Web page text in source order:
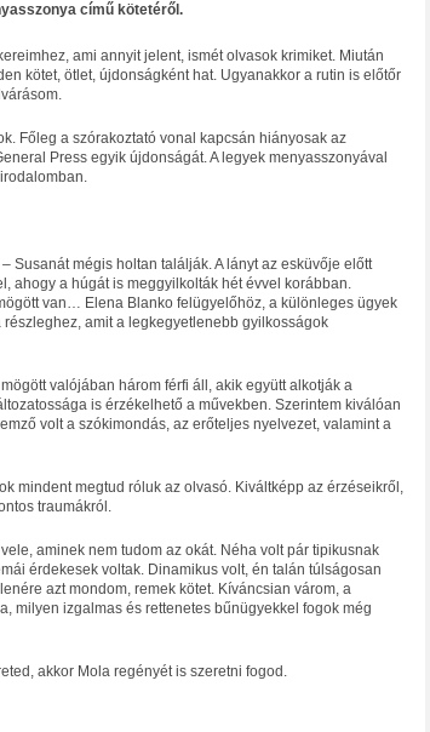
című kötetéről.
ami annyit jelent, ismét olvasok krimiket. Miután
kötet, ötlet, újdonságként hat. Ugyanakkor a rutin is előtőr
Főleg a szórakoztató vonal kapcsán hiányosak az
Press egyik újdonságát. A legyek menyasszonyával
Susanát mégis holtan találják. A lányt az esküvője előtt
ahogy a húgát is meggyilkolták hét évvel korábban.
van… Elena Blanko felügyelőhöz, a különleges ügyek
amit a legkegyetlenebb gyilkosságok
valójában három férfi áll, akik együtt alkotják a
is érzékelhető a művekben. Szerintem kiválóan
volt a szókimondás, az erőteljes nyelvezet, valamint a
mindent megtud róluk az olvasó. Kiváltképp az érzéseikről,
traumákról.
aminek nem tudom az okát. Néha volt pár tipikusnak
érdekesek voltak. Dinamikus volt, én talán túlságosan
azt mondom, remek kötet. Kíváncsian várom, a
milyen izgalmas és rettenetes bűnügyekkel fogok még
akkor Mola regényét is szeretni fogod.